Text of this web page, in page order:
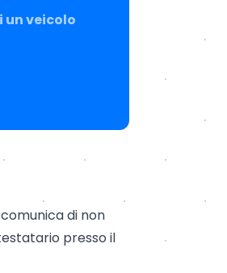
un veicolo
di non
presso il